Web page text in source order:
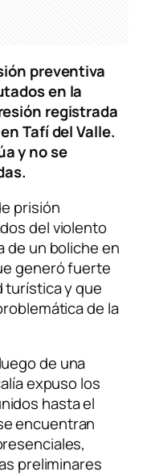
preventiva
en la
registrada
Tafí del Valle.
y no se
prisión
del violento
de un boliche en
generó fuerte
turística y que
de la
de una
expuso los
hasta el
encuentran
preliminares